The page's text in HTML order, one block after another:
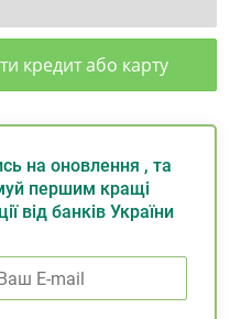
кредит або карту
на оновлення , та
першим кращі
від банків України